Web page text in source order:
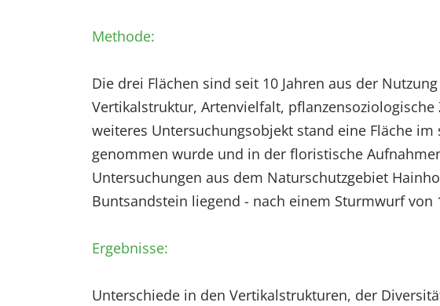
Methode:
Die drei Flächen sind seit 10 Jahren aus der
Vertikalstruktur, Artenvielfalt, pflanzensoziologische
weiteres Untersuchungsobjekt stand eine Fläche
genommen wurde und in der floristische
Untersuchungen aus dem Naturschutzgebiet
Buntsandstein liegend - nach einem Sturmwurf von
Ergebnisse:
Unterschiede in den Vertikalstrukturen, der
ausgewählten Einverständnis-
Optionen des Benutzers
Cookie
Um Inhalte von Videoplattformen und Social Media
diesen externen Medien Cookies gesetzt.